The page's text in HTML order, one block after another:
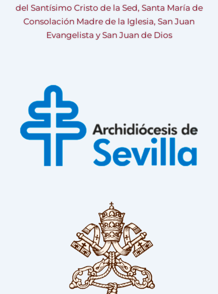
del Santísimo Cristo de la Sed, Santa María de
Consolación Madre de la Iglesia, San Juan
Evangelista y San Juan de Dios